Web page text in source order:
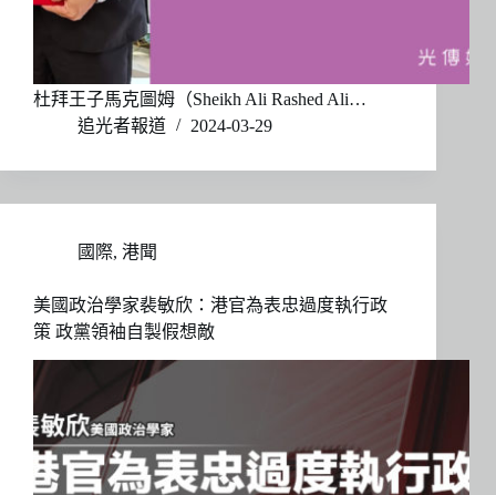
杜拜王子馬克圖姆（Sheikh Ali Rashed Ali…
追光者報道
2024-03-29
國際, 港聞
美國政治學家裴敏欣：港官為表忠過度執行政
策 政黨領袖自製假想敵